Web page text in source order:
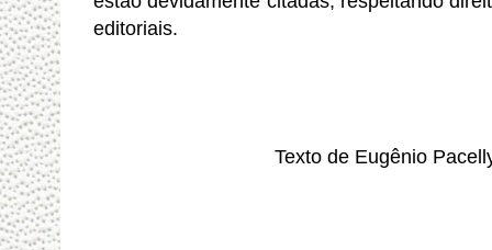
editoriais.
Texto de Eugênio